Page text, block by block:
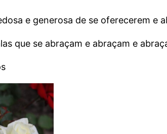
e generosa de se oferecerem e
que se abraçam e abraçam e